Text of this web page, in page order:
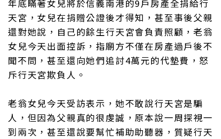
年底瞞著女兒將於信義南港的9戶房產全捐給行
天宮，女兒在捐贈公證後才得知，甚至事後父親
還對她說，自己的餘生行天宮會負責照顧，老翁
女兒今天出面控訴，指廟方不僅在房產過戶後不
聞不問，甚至還向她們追討4萬元的代墊費，怒
斥行天宮欺負人。
老翁女兒今天受訪表示，她不敢說行天宮是騙
人，但因為父親真的很虔誠，原本說一周探視一
到兩次，甚至還說要幫忙補助助聽器，質疑行天